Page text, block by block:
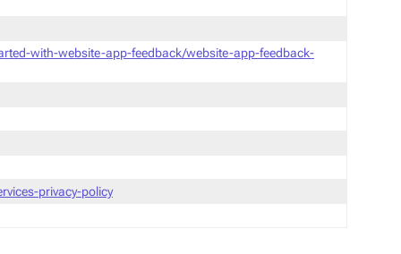
with-website-app-feedback/website-app-feedback-
privacy-policy